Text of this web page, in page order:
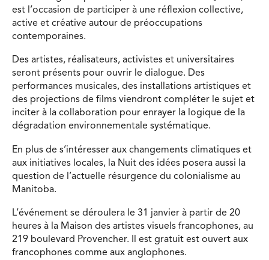
est l’occasion de participer à une réflexion collective,
active et créative autour de préoccupations
contemporaines.
Des artistes, réalisateurs, activistes et universitaires
seront présents pour ouvrir le dialogue. Des
performances musicales, des installations artistiques et
des projections de films viendront compléter le sujet et
inciter à la collaboration pour enrayer la logique de la
dégradation environnementale systématique.
En plus de s’intéresser aux changements climatiques et
aux initiatives locales, la Nuit des idées posera aussi la
question de l’actuelle résurgence du colonialisme au
Manitoba.
L’événement se déroulera le 31 janvier à partir de 20
heures à la Maison des artistes visuels francophones, au
219 boulevard Provencher. Il est gratuit est ouvert aux
francophones comme aux anglophones.